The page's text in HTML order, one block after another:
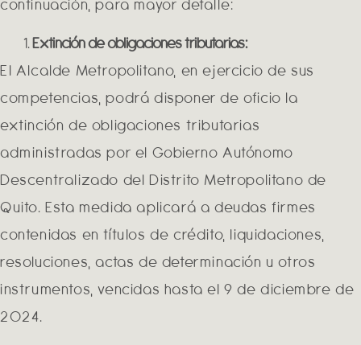
continuación, para mayor detalle:
Extinción de obligaciones tributarias:
El Alcalde Metropolitano, en ejercicio de sus
competencias, podrá disponer de oficio la
extinción de obligaciones tributarias
administradas por el Gobierno Autónomo
Descentralizado del Distrito Metropolitano de
Quito. Esta medida aplicará a deudas firmes
contenidas en títulos de crédito, liquidaciones,
resoluciones, actas de determinación u otros
instrumentos, vencidas hasta el 9 de diciembre de
2024.